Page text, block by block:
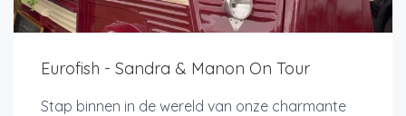
Eurofish - Sandra & Manon On Tour
Stap binnen in de wereld van onze charmante